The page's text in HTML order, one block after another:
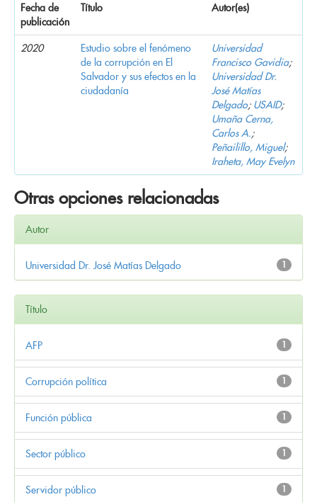
Fecha de
publicación
Título Autor(es)
2020
Estudio sobre el fenómeno
de la corrupción en El
Salvador y sus efectos en la
ciudadanía
Universidad
Francisco Gavidia;
Universidad Dr.
José Matías
Delgado; USAID;
Umaña Cerna,
Carlos A.;
Peñailillo, Miguel;
Iraheta, May Evelyn
Otras opciones relacionadas
Autor
1
Universidad Dr. José Matías Delgado
Título
1
AFP
1
Corrupción política
1
Función pública
1
Sector público
1
Servidor público